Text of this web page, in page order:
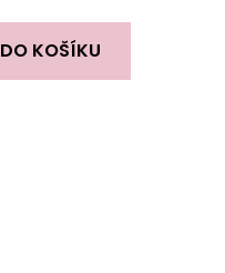
DO KOŠÍKU